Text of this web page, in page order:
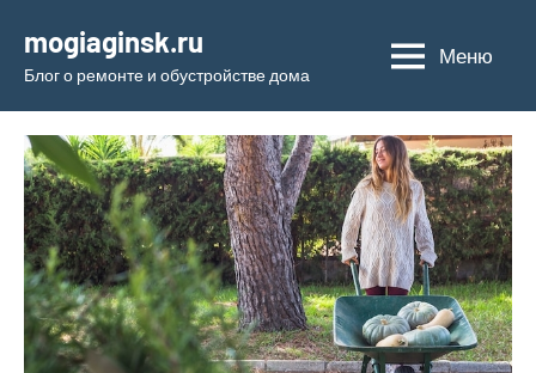
содержимому
mogiaginsk.ru
Блог о ремонте и обустройстве дома
Меню